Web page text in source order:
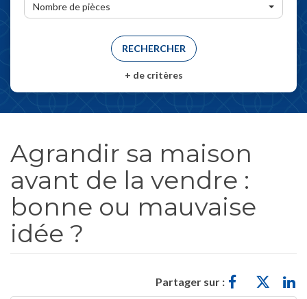
Nombre de pièces
+ de critères
Agrandir sa maison
avant de la vendre :
bonne ou mauvaise
idée ?
Partager sur :